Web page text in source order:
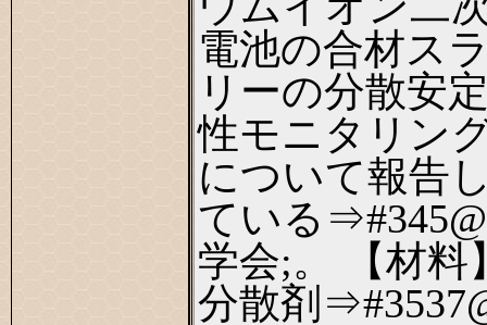
電池の合材ス
リーの分散安
性モニタリン
について報告
ている⇒#345@
学会;。 【材料
分散剤